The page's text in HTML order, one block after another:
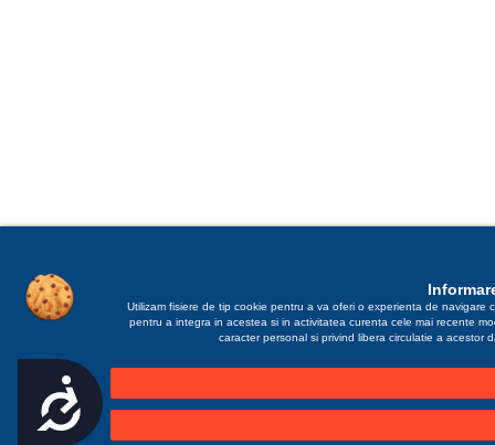
Accesibilitate
Utilizam fisiere de tip cookie pentru a va oferi o experienta de navigare
pentru a integra in acestea si in activitatea curenta cele mai recente
caracter personal si privind libera circulatie a acestor